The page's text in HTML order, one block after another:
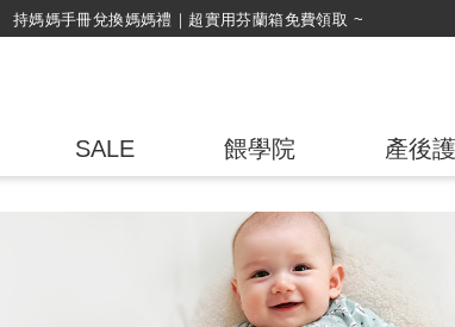
綁定LINE好友，500購物金立即折！
SALE 餵學院 產後